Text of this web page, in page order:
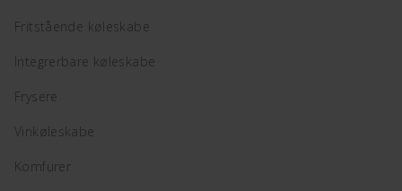
Fritstående køleskabe
Integrerbare køleskabe
Frysere
Vinkøleskabe
Komfurer